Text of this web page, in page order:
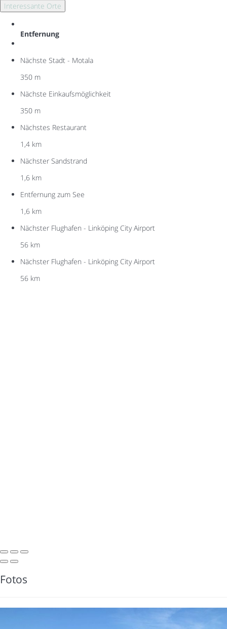
Interessante Orte
Entfernung
Nächste Stadt - Motala
350 m
Nächste Einkaufsmöglichkeit
350 m
Nächstes Restaurant
1,4 km
Nächster Sandstrand
1,6 km
Entfernung zum See
1,6 km
Nächster Flughafen - Linköping City Airport
56 km
Nächster Flughafen - Linköping City Airport
56 km
Fotos